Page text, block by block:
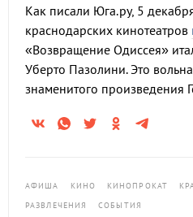
Как писали Юга.ру, 5
краснодарских кинотеатров
«Возвращение Одиссея»
Уберто Пазолини. Это
знаменитого произведения
АФИША КИНО КИНОПРОКАТ
РАЗВЛЕЧЕНИЯ
СОБЫТИЯ